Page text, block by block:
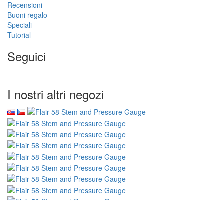
Recensioni
Buoni regalo
Speciali
Tutorial
Seguici
I nostri altri negozi